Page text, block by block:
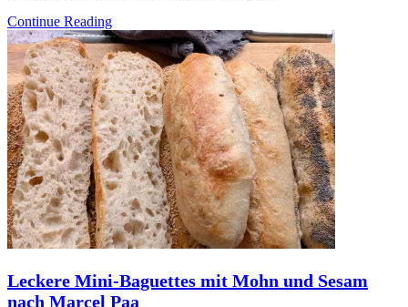
Continue Reading
Leckere Mini-Baguettes mit Mohn und Sesam
nach Marcel Paa